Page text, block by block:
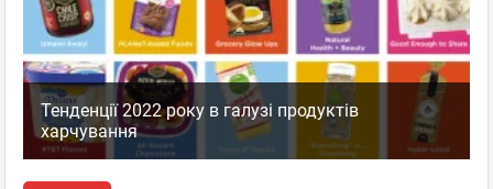
Тенденції 2022 року в галузі продуктів
харчування